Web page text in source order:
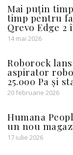
Mai puțin
timp pentru
Qrevo Edge 2
14 mai 2026
Roborock
aspirator
25.000 Pa și
20 februarie 2026
Humana
un nou
17 iulie 2026